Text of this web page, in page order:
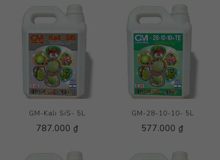
GM-Kali SiS- 5L
787.000 ₫
GM-28-10-10- 5L
577.000 ₫